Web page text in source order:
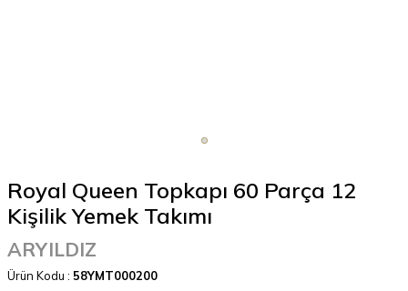
Royal Queen Topkapı 60 Parça 12
Kişilik Yemek Takımı
ARYILDIZ
Ürün Kodu : 58YMT000200